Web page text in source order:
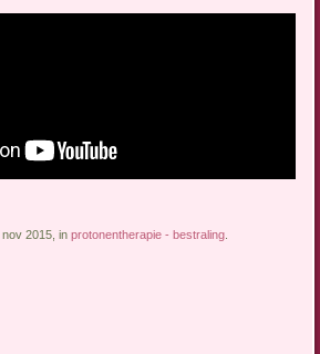
nov 2015, inprotonentherapie - bestraling